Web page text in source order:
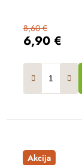
6,90 €
8,60 €
Akcija